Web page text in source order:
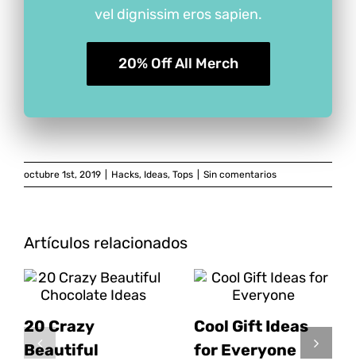
vel dignissim eros sapien.
20% Off All Merch
octubre 1st, 2019 Hacks, Ideas, Tops Sin comentarios
Artículos relacionados
20 Crazy
Beautiful
Cool Gift Ideas
for Everyone